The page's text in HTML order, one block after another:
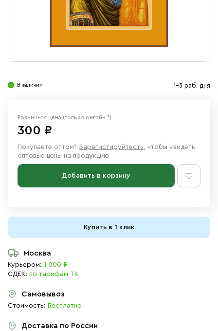
Ювелирные изделия
В наличии 1-3 раб. дня
Розничная цена (только онлайн *)
300 ₽
Покупаете оптом? Зарегистируйтесть, чтобы увидеть
оптовые цены на продукцию
Добавить в корзину
Купить в 1 клик
Москва
Курьером: 1 000 ₽
СДЕК: по тарифам ТК
Самовывоз
Стоимость: Бесплатно
Доставка по России